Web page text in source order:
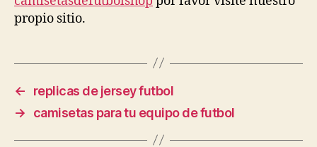
propio sitio.
←
replicas de jersey futbol
→
camisetas para tu equipo de futbol